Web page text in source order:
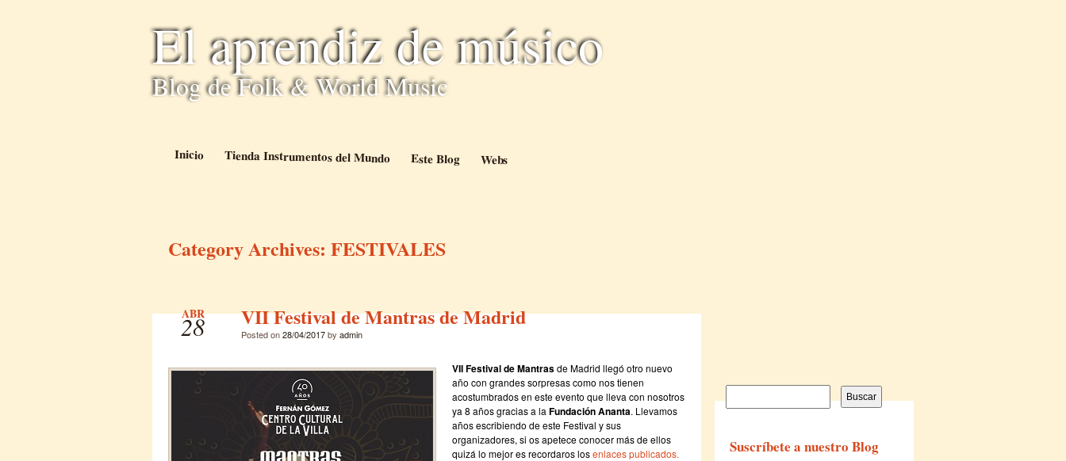
El aprendiz de músico
Blog de Folk & World Music
Inicio Tienda Instrumentos del Mundo Este Blog Webs
Category Archives: FESTIVALES
ABR
28 VII Festival de Mantras de Madrid
Posted on28/04/2017by admin
VII Festival de Mantrasde Madrid llegó otro nuevo
año con grandes sorpresas como nos tienen
acostumbrados en este evento que lleva con nosotros
ya 8 años gracias a la Fundación Ananta. Llevamos
años escribiendo de este Festival y sus
organizadores, si os apetece conocer más de ellos
quizá lo mejor es recordaros losenlaces publicados.
Buscar:
Suscríbete a nuestro Blog